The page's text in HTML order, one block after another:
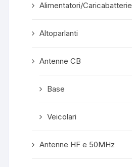
Alimentatori/Caricabatterie
Altoparlanti
Antenne CB
Base
Veicolari
Antenne HF e 50MHz